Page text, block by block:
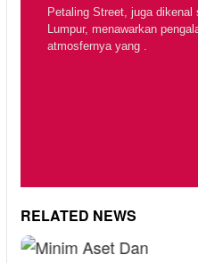
Petaling Street, juga dikenal
Lumpur, menawarkan
atmosfernya yang .
RELATED NEWS